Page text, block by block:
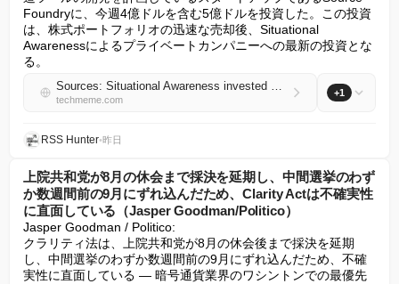
Foundryに、今週4億ドルを含む5億ドルを投資した。この投資
は、株式ポートフォリオの迅速な売却後、Situational
Awarenessによるプライベートカンパニーへの最新の投資とな
る。
Sources: Situational Awareness invested $500M, including $400M this week, into Source Foundry, a startup that plans to develop new AI chip manufacturing tools (Wall Street Journal)
techmeme.com
+1
RSS Hunter•昨日
上院共和党が8月の休会まで採決を延期し、中間選挙のわず
か数週間前の9月にずれ込んだため、Clarity Actは不確実性
に直面している（Jasper Goodman/Politico）
Jasper Goodman / Politico:
クラリティ法は、上院共和党が8月の休会後まで採決を延期
し、中間選挙のわずか数週間前の9月にずれ込んだため、不確
実性に直面している — 暗号通貨業界のワシントンでの最優先